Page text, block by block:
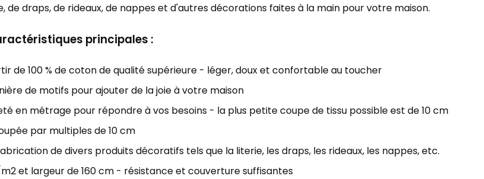
de draps, de rideaux, de nappes et d'autres décorations faites à la main pour votre maison.
principales :
de 100 % de coton de qualité supérieure - léger, doux et confortable au toucher
de motifs pour ajouter de la joie à votre maison
en métrage pour répondre à vos besoins - la plus petite coupe de tissu possible est de 10 cm
par multiples de 10 cm
de divers produits décoratifs tels que la literie, les draps, les rideaux, les nappes, etc.
m2 et largeur de 160 cm - résistance et couverture suffisantes